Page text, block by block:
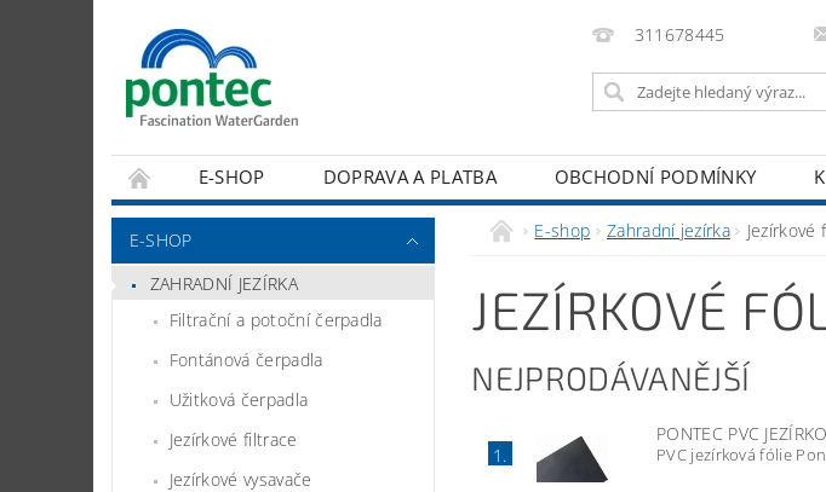
311678445
E-SHOP DOPRAVA A PLATBA OBCHODNÍ PODMÍNKY
E-SHOP
ZAHRADNÍ JEZÍRKA
Filtrační a potoční čerpadla
Fontánová čerpadla
Užitková čerpadla
Jezírkové filtrace
Jezírkové vysavače
E-shop Zahradní jezírka Jezírkové
JEZÍRKOVÉ
NEJPRODÁVANĚJŠÍ
1.
PONTEC PVC
PVC jezírková fólie